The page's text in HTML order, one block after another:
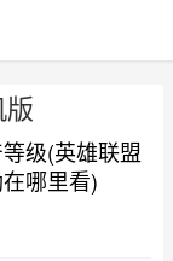
级(英雄联盟
哪里看)